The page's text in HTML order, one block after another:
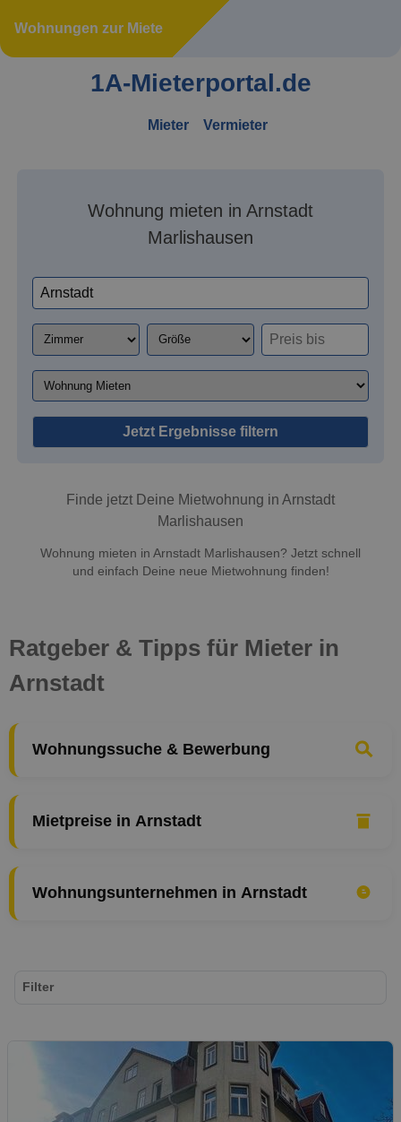
Wohnungen zur Miete
1A-Mieterportal.de
Mieter Vermieter
Wohnung mieten in Arnstadt
Marlishausen
Jetzt Ergebnisse filtern
Finde jetzt Deine Mietwohnung in Arnstadt
Marlishausen
Wohnung mieten in Arnstadt Marlishausen? Jetzt schnell
und einfach Deine neue Mietwohnung finden!
Ratgeber & Tipps für Mieter in
Arnstadt
Wohnungssuche & Bewerbung
Mietpreise in Arnstadt
Wohnungsunternehmen in Arnstadt
Filter